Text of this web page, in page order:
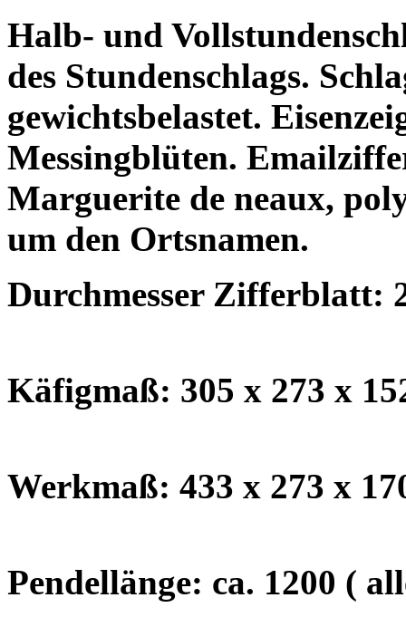
Halb- und
des Stundenschlags.
gewichtsbelastet.
Messingblüten.
Marguerite de neaux,
um den Ortsnamen.
Durchmesser Zifferblatt:
Käfigmaß: 305 x 273 x
Werkmaß: 433 x 273 x
Pendellänge: ca. 1200 (